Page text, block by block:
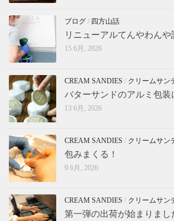
ブログ / 四方山話
リニューアルてんやわん
15 6月, 2026
CREAM SANDIES / クリームサン
バターサンドのアルミ包装
13 6月, 2026
CREAM SANDIES / クリームサン
包みまくる！
9 6月, 2026
CREAM SANDIES / クリームサン
第一弾の出荷が始まりまし